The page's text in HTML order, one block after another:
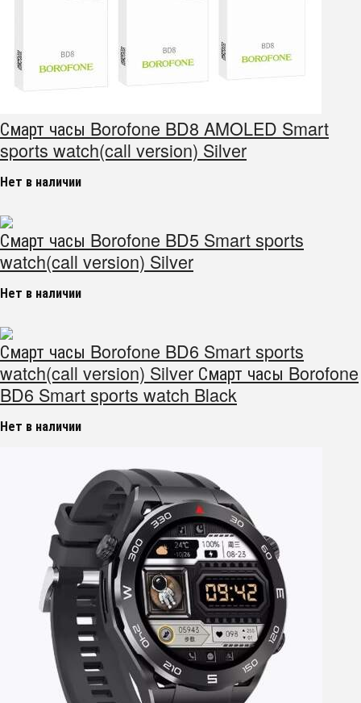
Смарт часы Borofone BD8 AMOLED Smart
sports watch(call version) Silver
Нет в наличии
Смарт часы Borofone BD5 Smart sports
watch(call version) Silver
Нет в наличии
Смарт часы Borofone BD6 Smart sports
watch(call version) Silver Смарт часы Borofone
BD6 Smart sports watch Black
Нет в наличии